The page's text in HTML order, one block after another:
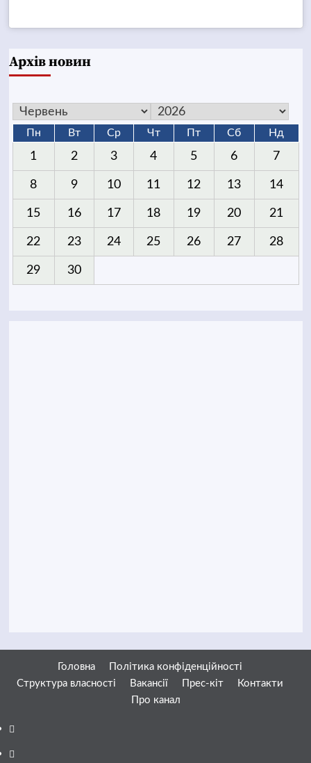
Архів новин
Пн Вт Ср Чт Пт Сб Нд
1 2 3 4 5 6 7
8 9 10 11 12 13 14
15 16 17 18 19 20 21
22 23 24 25 26 27 28
29 30
Головна
Політика конфіденційності
Структура власності
Вакансії Прес-кіт
Контакти
Про канал
Facebook
YouTube